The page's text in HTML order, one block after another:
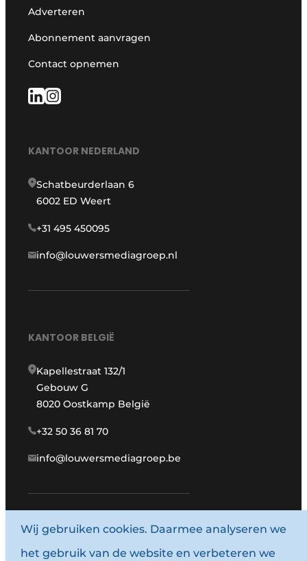
Adverteren
Abonnement aanvragen
Contact opnemen
KANTOOR NEDERLAND
Schatbeurderlaan 6
6002 ED Weert
+31 495 450095
info@louwersmediagroep.nl
KANTOOR BELGIË
Kapellestraat 132/1
Gebouw G
8020 Oostkamp België
+32 50 36 81 70
info@louwersmediagroep.be
www.louwersmediagroep.com
© 1987 - 2026 Louwersmediagroep.
Wij gebruiken cookies. Daarmee analyseren we
het gebruik van de website en verbeteren we